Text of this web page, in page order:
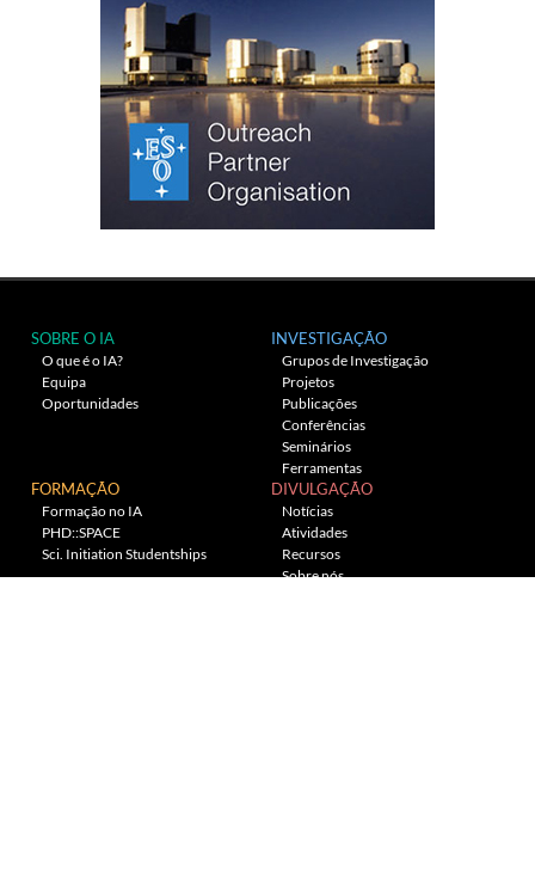
SOBRE O IA
O que é o IA?
Equipa
Oportunidades
INVESTIGAÇÃO
Grupos de Investigação
Projetos
Publicações
Conferências
Seminários
Ferramentas
FORMAÇÃO
Formação no IA
PHD::SPACE
Sci. Initiation Studentships
DIVULGAÇÃO
Notícias
Atividades
Recursos
Sobre nós